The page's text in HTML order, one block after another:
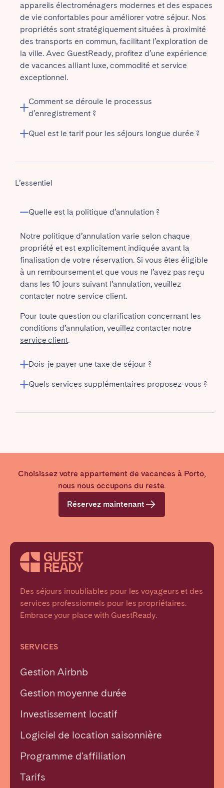
appareils électroménagers modernes et des espaces
de vie confortables pour améliorer votre séjour. Nos
propriétés sont stratégiquement situées à proximité
des transports en commun, facilitant l’exploration de
la ville. Avec GuestReady, profitez d’une expérience
de vacances alliant luxe, commodité et service
exceptionnel.
Comment se déroule le processus
d’enregistrement ?
Quel est le tarif pour les séjours longue durée ?
nuits ou plus, vous bénéficiez automatiquement d’une
profiter de réductions supplémentaires et d’offres
spéciales, rendant votre séjour encore plus
économique. Ces économies garantissent que votre
séjour prolongé soit à la fois confortable et
abordable.
L’essentiel
Quelle est la politique d’annulation ?
Notre politique d’annulation varie selon chaque
propriété et est explicitement indiquée avant la
finalisation de votre réservation. Si vous êtes éligible
à un remboursement et que vous ne l’avez pas reçu
dans les 10 jours suivant l’annulation, veuillez
contacter notre service client.
Pour toute question ou clarification concernant les
conditions d’annulation, veuillez contacter notre
service client.
Dois-je payer une taxe de séjour ?
Quels services supplémentaires proposez-vous ?
Panier de bienvenue
Réductions sur les billets pour les attractions de
la ville avec nos partenaires
Choisissez votre appartement de vacances à Porto,
nous nous occupons du reste.
Réservez maintenant
Des séjours inoubliables pour les voyageurs et des
services professionnels pour les propriétaires.
Embrace your place with GuestReady.
SERVICES
Gestion Airbnb
Gestion moyenne durée
Investissement locatif
Logiciel de location saisonnière
Programme d'affiliation
Tarifs